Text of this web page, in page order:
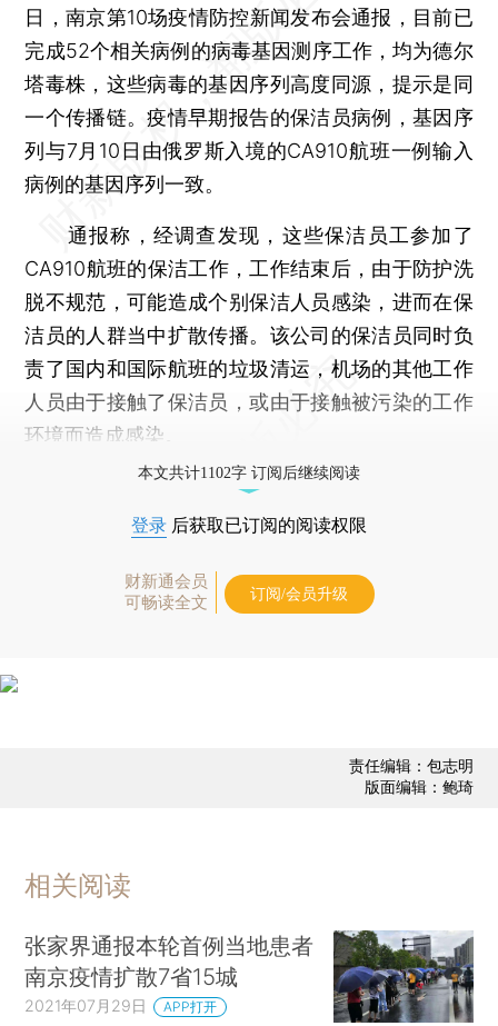
日，南京第10场疫情防控新闻发布会通报，目前已
完成52个相关病例的病毒基因测序工作，均为德尔
塔毒株，这些病毒的基因序列高度同源，提示是同
一个传播链。疫情早期报告的保洁员病例，基因序
列与7月10日由俄罗斯入境的CA910航班一例输入
病例的基因序列一致。
通报称，经调查发现，这些保洁员工参加了
CA910航班的保洁工作，工作结束后，由于防护洗
脱不规范，可能造成个别保洁人员感染，进而在保
洁员的人群当中扩散传播。该公司的保洁员同时负
责了国内和国际航班的垃圾清运，机场的其他工作
人员由于接触了保洁员，或由于接触被污染的工作
环境而造成感染。
本文共计1102字 订阅后继续阅读
登录 后获取已订阅的阅读权限
财新通会员
可畅读全文
订阅/会员升级
责任编辑：包志明
版面编辑：鲍琦
相关阅读
张家界通报本轮首例当地患者
南京疫情扩散7省15城
2021年07月29日 APP打开